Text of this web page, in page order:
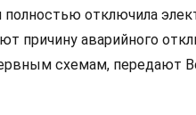
полностью отключила
причину аварийного
схемам, передают